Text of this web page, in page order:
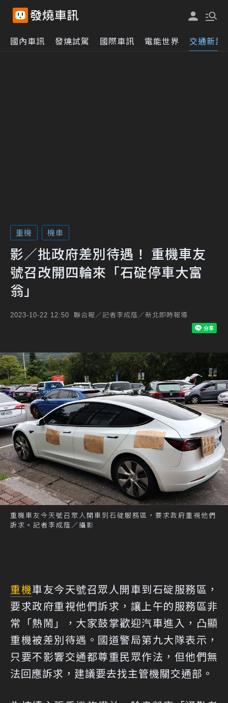
國內車訊 發燒試駕 國際車訊 電能世界 交通新訊
重機 機車
影／批政府差別待遇！ 重機車友
號召改開四輪來「石碇停車大富
翁」
2023-10-22 12:50 聯合報／記者李成蔭／新北即時報導
重機車友今天號召眾人開車到石碇服務區，要求政府重視他們
訴求。記者李成蔭／攝影
重機車友今天號召眾人開車到石碇服務區，
要求政府重視他們訴求，讓上午的服務區非
常「熱鬧」，大家鼓掌歡迎汽車進入，凸顯
重機被差別待遇。國道警局第九大隊表示，
只要不影響交通都尊重民眾作法，但他們無
法回應訴求，建議要去找主管機關交通部。